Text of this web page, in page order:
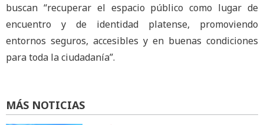
buscan “recuperar el espacio público como lugar de
encuentro y de identidad platense, promoviendo
entornos seguros, accesibles y en buenas condiciones
para toda la ciudadanía”.
MÁS NOTICIAS